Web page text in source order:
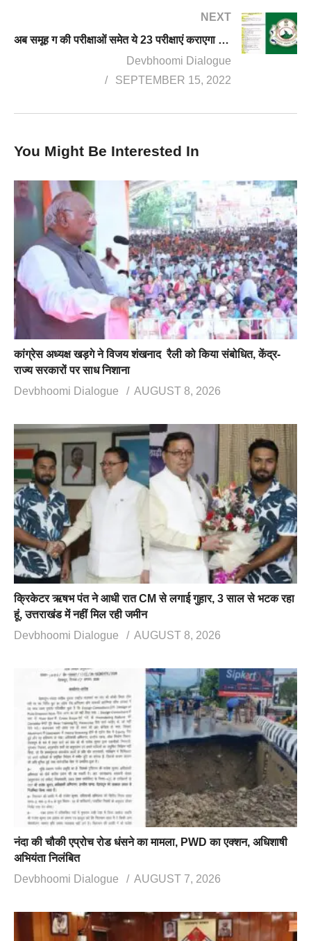
NEXT
अब समूह ग की परीक्षाओं समेत ये 23 परीक्षाएं कराएगा लोकसेवा आयोग, जारी हुआ आदेश
Devbhoomi Dialogue
SEPTEMBER 15, 2022
You Might Be Interested In
कांग्रेस अध्यक्ष खड़गे ने विजय शंखनाद रैली को किया संबोधित, केंद्र-
राज्य सरकारों पर साध निशाना
Devbhoomi Dialogue
AUGUST 8, 2026
क्रिकेटर ऋषभ पंत ने आधी रात CM से लगाई गुहार, 3 साल से भटक रहा
हूं, उत्तराखंड में नहीं मिल रही जमीन
Devbhoomi Dialogue
AUGUST 8, 2026
नंदा की चौकी एप्रोच रोड धंसने का मामला, PWD का एक्शन, अधिशाषी
अभियंता निलंबित
Devbhoomi Dialogue
AUGUST 7, 2026